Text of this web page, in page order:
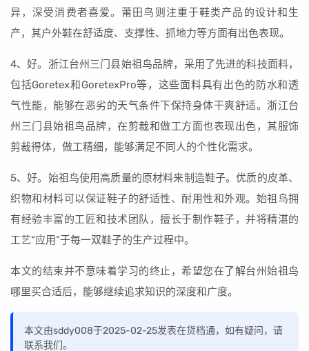
异，深受消费者喜爱。莆田鸟则注重于鞋类产品的设计和生
产，其户外鞋在舒适度、支撑性、抓地力等方面有出色表现。
4、好。浙江台州三门县始祖鸟品牌，采用了先进的科技面料，
包括Goretex和GoretexPro等，这些面料具有出色的防水和透
气性能，能够在恶劣的天气条件下保持身体干爽舒适。浙江台
州三门县始祖鸟品牌，在剪裁和做工方面也表现出色，其服饰
剪裁得体，做工精细，能够满足不同人的个性化需求。
5、好。始祖鸟使用高质量的原材料来制造鞋子。优质的皮革、
织物和材料可以保证鞋子的舒适性、耐用性和外观。始祖鸟拥
有经验丰富的工匠和技术团队，擅长于制作鞋子，并将精湛的
工艺“应用”于每一双鞋子的生产过程中。
本文的结束并不意味着学习的终止，希望您在了解台州始祖鸟
哪里买合适后，能够继续追求知识的深度和广度。
本文由sddy008于2025-02-25发表在货档通，如有疑问，请
联系我们。